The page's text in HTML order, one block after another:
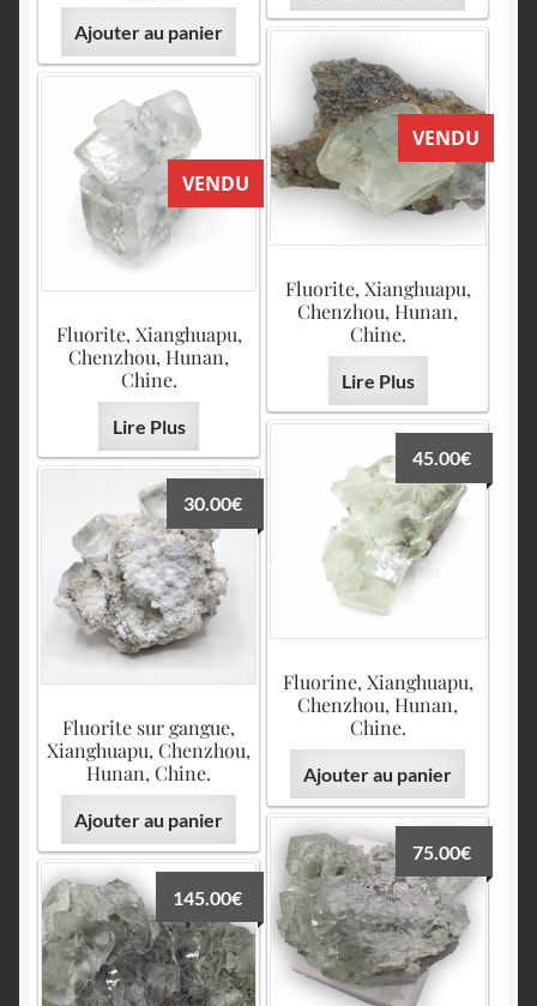
Ajouter au panier
VENDU
Fluorite, Xianghuapu,
Chenzhou, Hunan,
Chine.
Lire Plus
VENDU
Fluorite, Xianghuapu,
Chenzhou, Hunan,
Chine.
Lire Plus
Fluorine, Xianghuapu,
Chenzhou, Hunan,
Chine.
45.00€
Ajouter au panier
Fluorite sur gangue,
Xianghuapu, Chenzhou,
Hunan, Chine.
30.00€
Ajouter au panier
75.00€
145.00€